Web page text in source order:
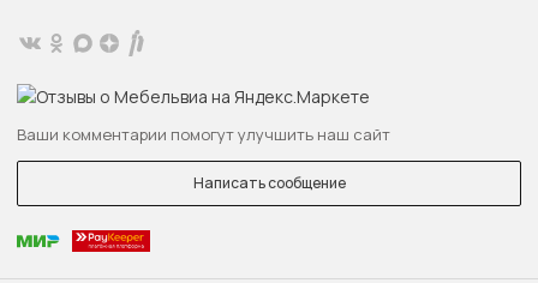
Ваши комментарии помогут улучшить наш сайт
Написать сообщение